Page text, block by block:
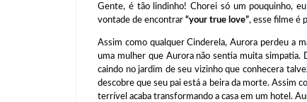
Gente, é tão lindinho! Chorei só um pouquinho,
vontade de encontrar “your true love”, esse filme é
Assim como qualquer Cinderela, Aurora perdeu a
uma mulher que Aurora não sentia muita simpatia.
caindo no jardim de seu vizinho que conhecera
descobre que seu pai está a beira da morte. Assim
terrível acaba transformando a casa em um hotel.